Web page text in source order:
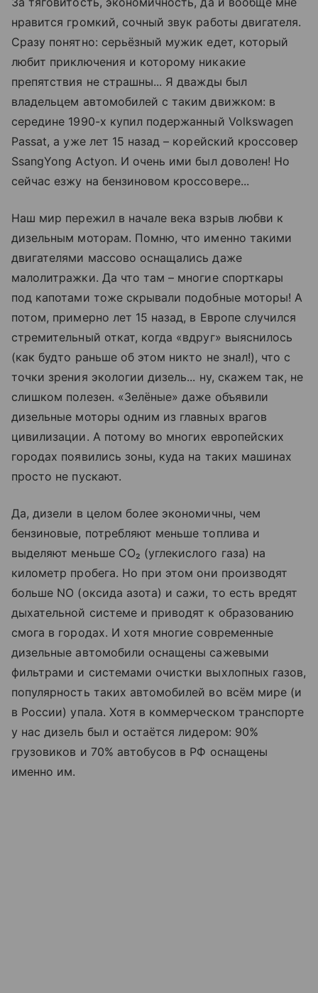
нравится громкий, сочный звук работы двигателя.
Сразу понятно: серьёзный мужик едет, который
любит приключения и которому никакие
препятствия не страшны... Я дважды был
владельцем автомобилей с таким движком: в
середине 1990-х купил подержанный Volkswagen
Passat, а уже лет 15 назад – корейский кроссовер
SsangYong Actyon. И очень ими был доволен! Но
сейчас езжу на бензиновом кроссовере...
Наш мир пережил в начале века взрыв любви к
дизельным моторам. Помню, что именно такими
двигателями массово оснащались даже
малолитражки. Да что там – многие спорткары
под капотами тоже скрывали подобные моторы! А
потом, примерно лет 15 назад, в Европе случился
стремительный откат, когда «вдруг» выяснилось
(как будто раньше об этом никто не знал!), что с
точки зрения экологии дизель... ну, скажем так, не
слишком полезен. «Зелёные» даже объявили
дизельные моторы одним из главных врагов
цивилизации. А потому во многих европейских
городах появились зоны, куда на таких машинах
просто не пускают.
Да, дизели в целом более экономичны, чем
бензиновые, потребляют меньше топлива и
выделяют меньше CO₂ (углекислого газа) на
километр пробега. Но при этом они производят
больше NO (оксида азота) и сажи, то есть вредят
дыхательной системе и приводят к образованию
смога в городах. И хотя многие современные
дизельные автомобили оснащены сажевыми
фильтрами и системами очистки выхлопных газов,
популярность таких автомобилей во всём мире (и
в России) упала. Хотя в коммерческом транспорте
у нас дизель был и остаётся лидером: 90%
грузовиков и 70% автобусов в РФ оснащены
именно им.